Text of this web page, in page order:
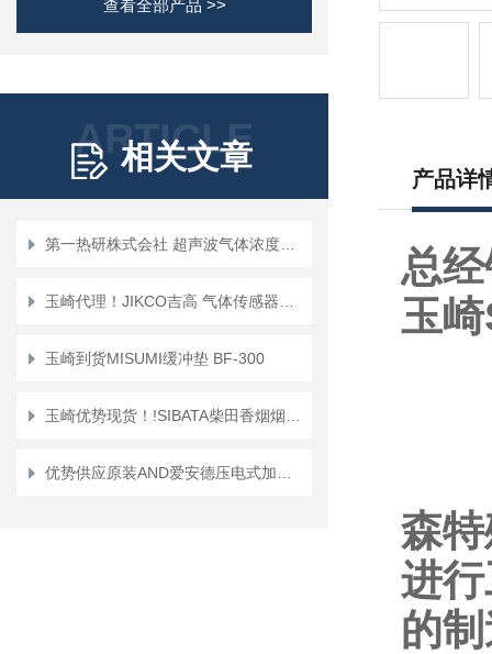
查看全部产品 >>
ARTICLE
相关文章
玉崎到货MISUMI缓冲垫 BF-300
产品详
总
玉
森
进
的